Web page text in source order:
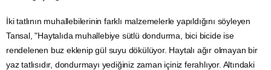
İki tatlının muhallebilerinin farklı malzemelerle yapıldığını söyleyen
Tansal, "Haytalıda muhallebiye sütlü dondurma, bici bicide ise
rendelenen buz eklenip gül suyu dökülüyor. Haytalı ağır olmayan bir
yaz tatlısıdır, dondurmayı yediğiniz zaman içiniz ferahlıyor. Altındaki